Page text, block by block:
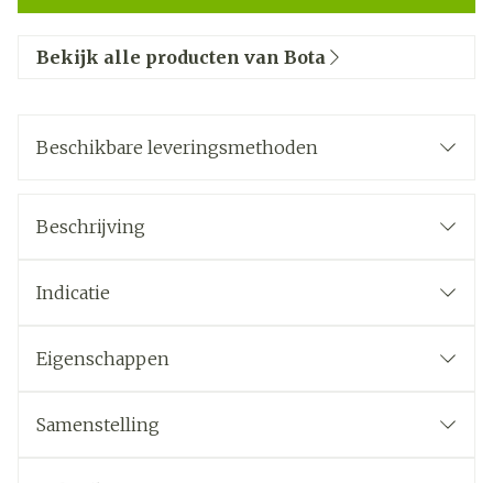
Bekijk alle producten van Bota
Beschikbare leveringsmethoden
Beschrijving
Indicatie
Eigenschappen
Samenstelling